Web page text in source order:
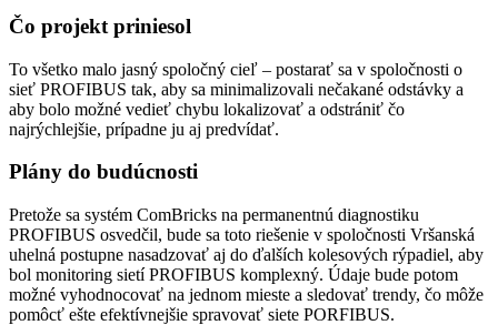
Čo projekt priniesol
To všetko malo jasný spoločný cieľ – postarať sa v spoločnosti o
sieť PROFIBUS tak, aby sa minimalizovali nečakané odstávky a
aby bolo možné vedieť chybu lokalizovať a odstrániť čo
najrýchlejšie, prípadne ju aj predvídať.
Plány do budúcnosti
Pretože sa systém ComBricks na permanentnú diagnostiku
PROFIBUS osvedčil, bude sa toto riešenie v spoločnosti Vršanská
uhelná postupne nasadzovať aj do ďalších kolesových rýpadiel, aby
bol monitoring sietí PROFIBUS komplexný. Údaje bude potom
možné vyhodnocovať na jednom mieste a sledovať trendy, čo môže
pomôcť ešte efektívnejšie spravovať siete PORFIBUS.